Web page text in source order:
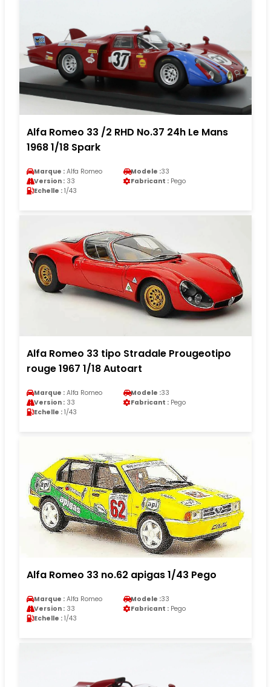
Alfa Romeo 33 /2 RHD No.37 24h Le Mans
1968 1/18 Spark
Marque : Alfa Romeo Modele :33
Version : 33 Fabricant : Pego
Echelle : 1/43
Alfa Romeo 33 tipo Stradale Prougeotipo
rouge 1967 1/18 Autoart
Marque : Alfa Romeo Modele :33
Version : 33 Fabricant : Pego
Echelle : 1/43
Alfa Romeo 33 no.62 apigas 1/43 Pego
Marque : Alfa Romeo Modele :33
Version : 33 Fabricant : Pego
Echelle : 1/43